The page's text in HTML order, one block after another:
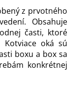
z prvotného
Obsahuje
časti, ktoré
Kotviace oká sú
boxu a box sa
konkrétnej